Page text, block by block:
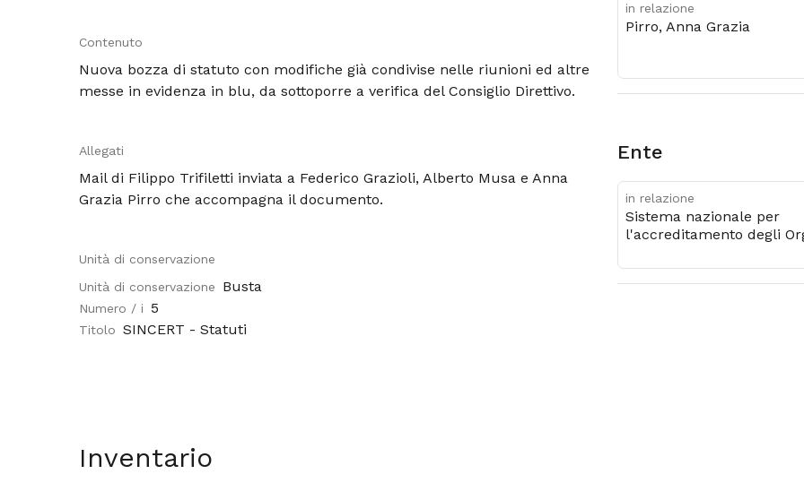
Contenuto
Nuova bozza di statuto con modifiche già condivise nelle riunioni ed altre
messe in evidenza in blu, da sottoporre a verifica del Consiglio Direttivo.
Allegati
Mail di Filippo Trifiletti inviata a Federico Grazioli, Alberto Musa e Anna
Grazia Pirro che accompagna il documento.
Unità di conservazione
Unità di conservazione
Busta
Numero / i 5
Titolo SINCERT - Statuti
in relazione
Pirro, Anna Grazia
Ente
in relazione
Sistema nazionale per
l'accreditamento degli
Inventario